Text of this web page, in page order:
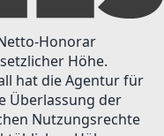
Honorar
Höhe.
hat die Agentur für
Überlassung der
Nutzungsrechte